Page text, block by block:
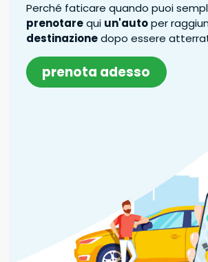
Perché faticare quando puoi
prenotarequi un'autoper
destinazionedopo essere
prenota adesso